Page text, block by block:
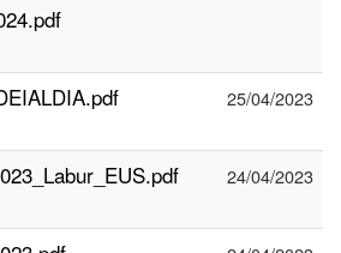
25/04/2023
24/04/2023